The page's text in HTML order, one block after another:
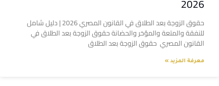
2026
حقوق الزوجة بعد الطلاق في القانون المصري 2026 | دليل شامل
للنفقة والمتعة والمؤخر والحضانة حقوق الزوجة بعد الطلاق في
القانون المصري حقوق الزوجة بعد الطلاق
معرفة المزيد »